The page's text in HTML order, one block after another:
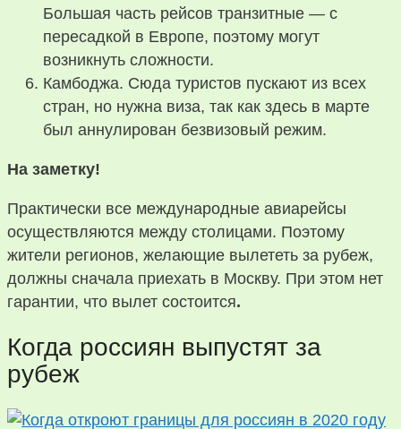
Большая часть рейсов транзитные — с
пересадкой в Европе, поэтому могут
возникнуть сложности.
Камбоджа. Сюда туристов пускают из всех
стран, но нужна виза, так как здесь в марте
был аннулирован безвизовый режим.
На заметку!
Практически все международные авиарейсы
осуществляются между столицами. Поэтому
жители регионов, желающие вылететь за рубеж,
должны сначала приехать в Москву. При этом нет
гарантии, что вылет состоится.
Когда россиян выпустят за
рубеж